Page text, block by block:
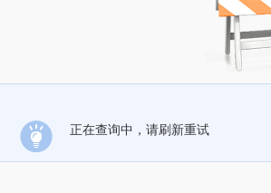
正在查询中，请刷新重试